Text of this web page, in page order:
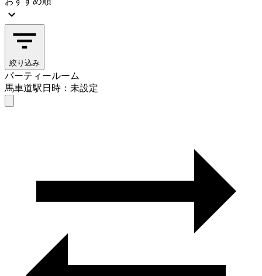
絞り込み
パーティールーム
馬車道駅日時：未設定